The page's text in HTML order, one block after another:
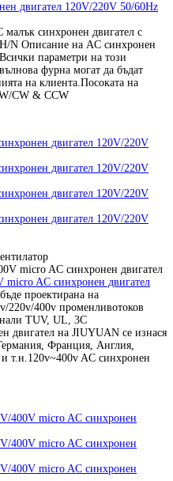
двигател 120V/220V 50/60Hz
синхронен двигател с
N Описание на AC синхронен
параметри на този
фурна могат да бъдат
на клиента.Посоката на
CW & CCW
двигател 120V/220V
двигател 120V/220V
двигател 120V/220V
двигател 120V/220V
AC синхронен двигател
проектирана на
220v/400v променливотоков
TUV, UL, 3C
двигател на JIUYUAN се изнася
Франция, Англия,
AC синхронен
400V micro AC синхронен
400V micro AC синхронен
400V micro AC синхронен